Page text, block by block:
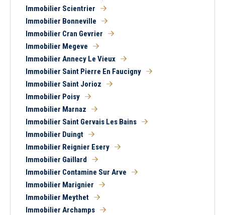
Immobilier Scientrier
Immobilier Bonneville
Immobilier Cran Gevrier
Immobilier Megeve
Immobilier Annecy Le Vieux
Immobilier Saint Pierre En Faucigny
Immobilier Saint Jorioz
Immobilier Poisy
Immobilier Marnaz
Immobilier Saint Gervais Les Bains
Immobilier Duingt
Immobilier Reignier Esery
Immobilier Gaillard
Immobilier Contamine Sur Arve
Immobilier Marignier
Immobilier Meythet
Immobilier Archamps